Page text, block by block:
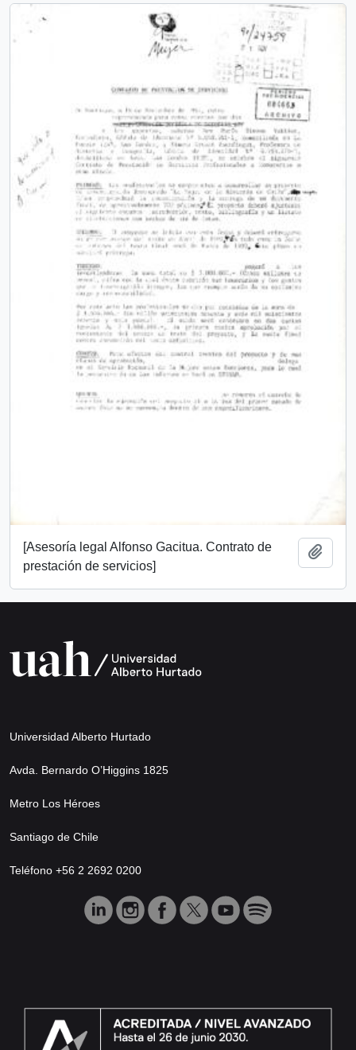
[Asesoría legal Alfonso Gacitua. Contrato de
prestación de servicios]
Universidad Alberto Hurtado
Avda. Bernardo O’Higgins 1825
Metro Los Héroes
Santiago de Chile
Teléfono +56 2 2692 0200